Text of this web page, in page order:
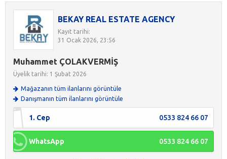
BEKAY REAL ESTATE AGENCY
Kayıt tarihi:
31 Ocak 2026, 23:56
Muhammet ÇOLAKVERMİŞ
Üyelik tarihi: 1 Şubat 2026
Mağazanın tüm ilanlarını görüntüle
Danışmanın tüm ilanlarını görüntüle
1. Cep 0533 824 66 07
WhatsApp 0533 824 66 07